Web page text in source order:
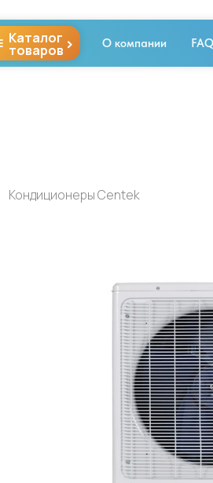
О компании FAQ
Каталог
товаров >
Кондиционеры Centek